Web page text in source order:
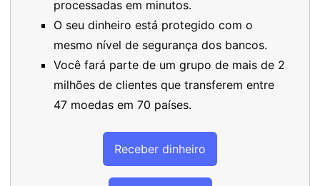
processadas em minutos.
O seu dinheiro está protegido com o
mesmo nível de segurança dos bancos.
Você fará parte de um grupo de mais de 2
milhões de clientes que transferem entre
47 moedas em 70 países.
Receber dinheiro